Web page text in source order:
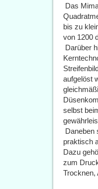
 Das
bis zu
von 1200

aufgelöst
selbst

praktisch
Dazu
zum
Trocknen,